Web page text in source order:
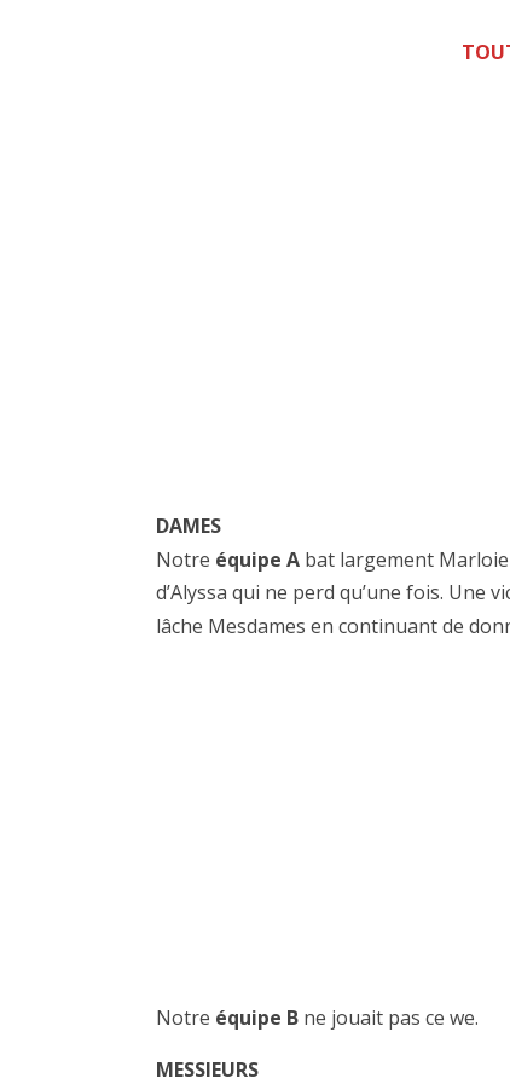
DAMES
Notre équipe A bat largement
d’Alyssa qui ne perd qu’une fois. Une
lâche Mesdames en continuant de
Notre équipe B ne jouait pas ce we.
MESSIEURS